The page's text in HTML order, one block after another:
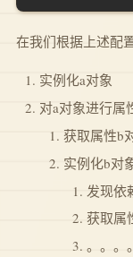
在我们根据上述配
实例化a对象
对a对象进行属
获取属性b
实例化b对
发现依
获取属
。。。